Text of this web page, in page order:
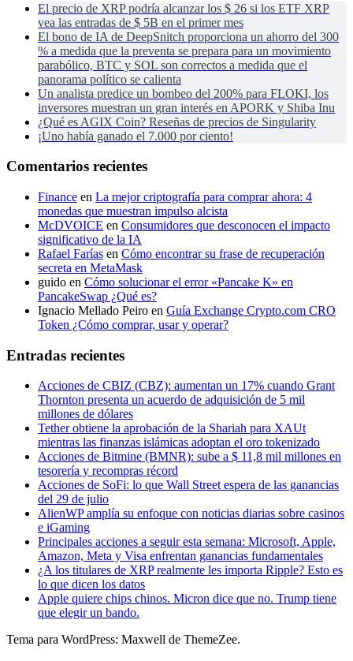
El precio de XRP podría alcanzar los $ 26 si los ETF XRP
vea las entradas de $ 5B en el primer mes
El bono de IA de DeepSnitch proporciona un ahorro del 300
% a medida que la preventa se prepara para un movimiento
parabólico, BTC y SOL son correctos a medida que el
panorama político se calienta
Un analista predice un bombeo del 200% para FLOKI, los
inversores muestran un gran interés en APORK y Shiba Inu
¿Qué es AGIX Coin? Reseñas de precios de Singularity
¡Uno había ganado el 7.000 por ciento!
Comentarios recientes
Finance en La mejor criptografía para comprar ahora: 4
monedas que muestran impulso alcista
McDVOICE en Consumidores que desconocen el impacto
significativo de la IA
Rafael Farías en Cómo encontrar su frase de recuperación
secreta en MetaMask
guido en Cómo solucionar el error «Pancake K» en
PancakeSwap ¿Qué es?
Ignacio Mellado Peiro en Guía Exchange Crypto.com CRO
Token ¿Cómo comprar, usar y operar?
Entradas recientes
Acciones de CBIZ (CBZ): aumentan un 17% cuando Grant
Thornton presenta un acuerdo de adquisición de 5 mil
millones de dólares
Tether obtiene la aprobación de la Shariah para XAUt
mientras las finanzas islámicas adoptan el oro tokenizado
Acciones de Bitmine (BMNR): sube a $ 11,8 mil millones en
tesorería y recompras récord
Acciones de SoFi: lo que Wall Street espera de las ganancias
del 29 de julio
AlienWP amplía su enfoque con noticias diarias sobre casinos
e iGaming
Principales acciones a seguir esta semana: Microsoft, Apple,
Amazon, Meta y Visa enfrentan ganancias fundamentales
¿A los titulares de XRP realmente les importa Ripple? Esto es
lo que dicen los datos
Apple quiere chips chinos. Micron dice que no. Trump tiene
que elegir un bando.
Tema para WordPress: Maxwell de ThemeZee.